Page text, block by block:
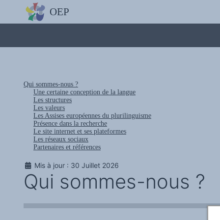
Contacter l'OEP
Proposer une action
Demander un stage
Régles de confidentialité
LES ACTIONS
Colloques de ou avec l'OEP
La Lettre de l'OEP
Les éditos de l'OEP
La petite librairie de l'OEP
L'annuaire des chercheurs et équipes de recherche sur le
Les séminaires en partenariat
Les Assises
Une cagnotte pour installer le plurilinguisme à l'université
PÔLE RECHERCHE
Colloques et séminaires
Qui sommes-nous ?
Mis à jour : 30 Juillet 2026
Qui sommes-nous ?
Une certaine conception de la langue
Les structures
Les valeurs
Les Assises européennes du plurilinguisme
Présence dans la recherche
Le site internet et ses plateformes
Les réseaux sociaux
Partenaires et références